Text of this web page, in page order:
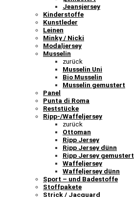
Jeansjersey
Kinderstoffe
Kunstleder
Leinen
Minky / Nicki
Modaljersey
Musselin
zurück
Musselin Uni
Bio Musselin
Musselin gemustert
Panel
Punta di Roma
Reststücke
Ripp-/Waffeljersey
zurück
Ottoman
Ripp Jersey
Ripp Jersey dünn
Ripp Jersey gemustert
Waffeljersey
Waffeljersey dünn
Sport – und Badestoffe
Stoffpakete
Strick / Jacquard